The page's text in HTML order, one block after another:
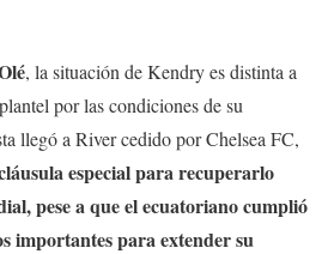
, la situación de Kendry es distinta a
por las condiciones de su
llegó a River cedido por Chelsea FC,
especial para recuperarlo
pese a que el ecuatoriano cumplió
importantes para extender su